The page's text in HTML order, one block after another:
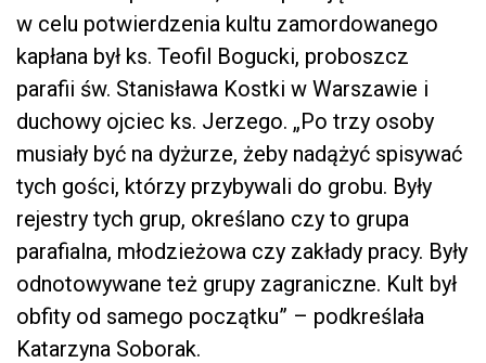
w celu potwierdzenia kultu zamordowanego
kapłana był ks. Teofil Bogucki, proboszcz
parafii św. Stanisława Kostki w Warszawie i
duchowy ojciec ks. Jerzego. „Po trzy osoby
musiały być na dyżurze, żeby nadążyć spisywać
tych gości, którzy przybywali do grobu. Były
rejestry tych grup, określano czy to grupa
parafialna, młodzieżowa czy zakłady pracy. Były
odnotowywane też grupy zagraniczne. Kult był
obfity od samego początku” – podkreślała
Katarzyna Soborak.